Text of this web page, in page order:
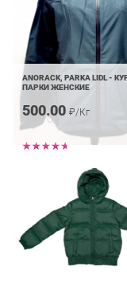
ANORACK, PARKA LIDL -
ПАРКИ ЖЕНСКИЕ
500.00 ₽/Кг